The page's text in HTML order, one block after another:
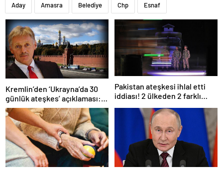
Aday Amasra Belediye Chp Esnaf
Kremlin’den ‘Ukrayna’da 30
günlük ateşkes’ açıklaması:
Bunu iyice düşünmeliyiz
Pakistan ateşkesi ihlal etti
iddiası! 2 ülkeden 2 farklı